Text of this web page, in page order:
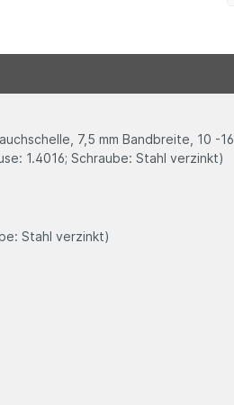
7,5 mm Bandbreite, 10 -16
1.4016; Schraube: Stahl verzinkt)
Stahl verzinkt)